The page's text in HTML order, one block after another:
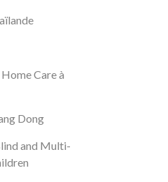
Care à
Dong
and Multi-